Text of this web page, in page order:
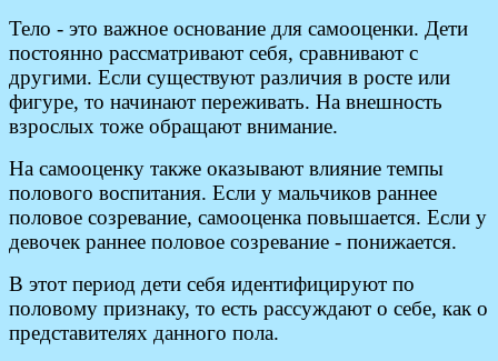
Тело - это важное основание для самооценки. Дети
постоянно рассматривают себя, сравнивают с
другими. Если существуют различия в росте или
фигуре, то начинают переживать. На внешность
взрослых тоже обращают внимание.
На самооценку также оказывают влияние темпы
полового воспитания. Если у мальчиков раннее
половое созревание, самооценка повышается. Если у
девочек раннее половое созревание - понижается.
В этот период дети себя идентифицируют по
половому признаку, то есть рассуждают о себе, как о
представителях данного пола.